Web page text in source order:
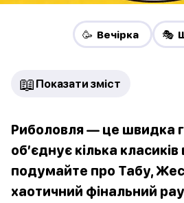
🥳 Вечірка 🎭
📖 Показати зміст
Риболовля — це швидка
об’єднує кілька
подумайте про Табу,
хаотичний фінальний